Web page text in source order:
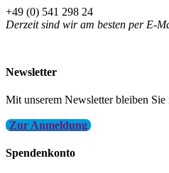
+49 (0) 541 298 24
Derzeit sind wir am besten per E-
Newsletter
Mit unserem Newsletter bleiben
Zur Anmeldung
Spendenkonto